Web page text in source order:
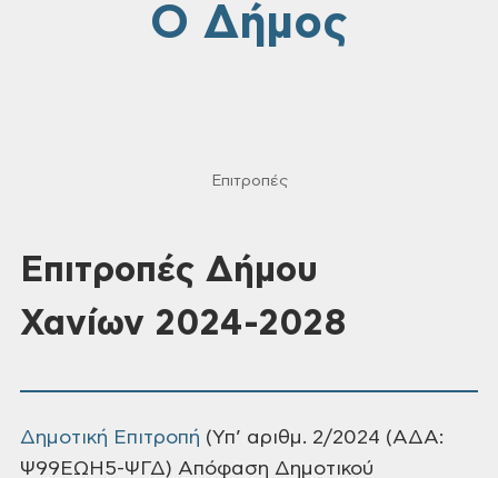
Ο Δήμος
Επιτροπές
Επιτροπές Δήμου
Χανίων 2024-2028
Δημοτική Επιτροπή (Υπ’ αριθμ. 2/2024 (ΑΔΑ:
Ψ99ΕΩΗ5-ΨΓΔ) Απόφαση Δημοτικού